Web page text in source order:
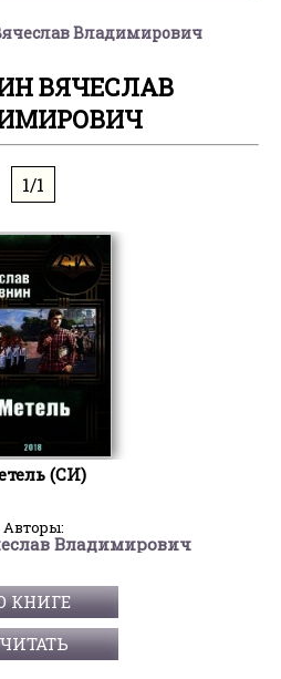
Владимирович
ВЯЧЕСЛАВ
1/1
(СИ)
Авторы:
Владимирович
КНИГЕ